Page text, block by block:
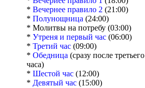
* Вечернее правило 2 (21:00)
* Полунощница (24:00)
* Молитвы на потребу (03:00)
* Утреня и первый час (06:00)
* Третий час (09:00)
* Обедница (сразу после третьего
часа)
* Шестой час (12:00)
* Девятый час (15:00)